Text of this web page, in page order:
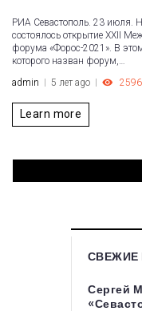
РИА Севастополь. 23 июля.
состоялось открытие XXII
форума «Форос-2021». В
которого назван форум,…
admin
5 лет ago 2596
Learn more
СВЕЖИЕ
Сергей